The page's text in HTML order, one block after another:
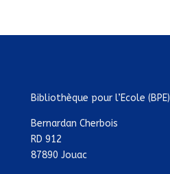
Bibliothèque pour l’Ecole (BPE)
Bernardan Cherbois
RD 912
87890 Jouac